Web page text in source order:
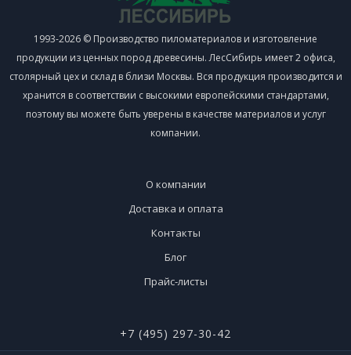
1993-2026 © Производство пиломатериалов и изготовление
продукции из ценных пород древесины. ЛесСибирь имеет 2 офиса,
столярный цех и склад в близи Москвы. Вся продукция производится и
хранится в соответствии с высокими европейскими стандартами,
поэтому вы можете быть уверены в качестве материалов и услуг
компании.
О компании
Доставка и оплата
Контакты
Блог
Прайс-листы
+7 (495) 297-30-42